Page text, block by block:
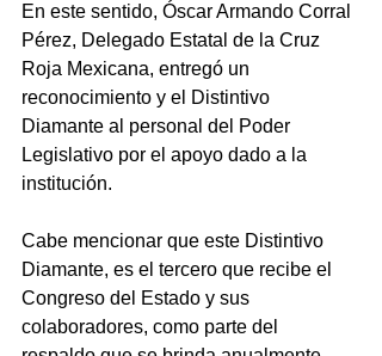
En este sentido, Óscar Armando Corral
Pérez, Delegado Estatal de la Cruz
Roja Mexicana, entregó un
reconocimiento y el Distintivo
Diamante al personal del Poder
Legislativo por el apoyo dado a la
institución.
Cabe mencionar que este Distintivo
Diamante, es el tercero que recibe el
Congreso del Estado y sus
colaboradores, como parte del